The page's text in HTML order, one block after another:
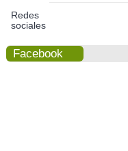
Redes
sociales
Facebook